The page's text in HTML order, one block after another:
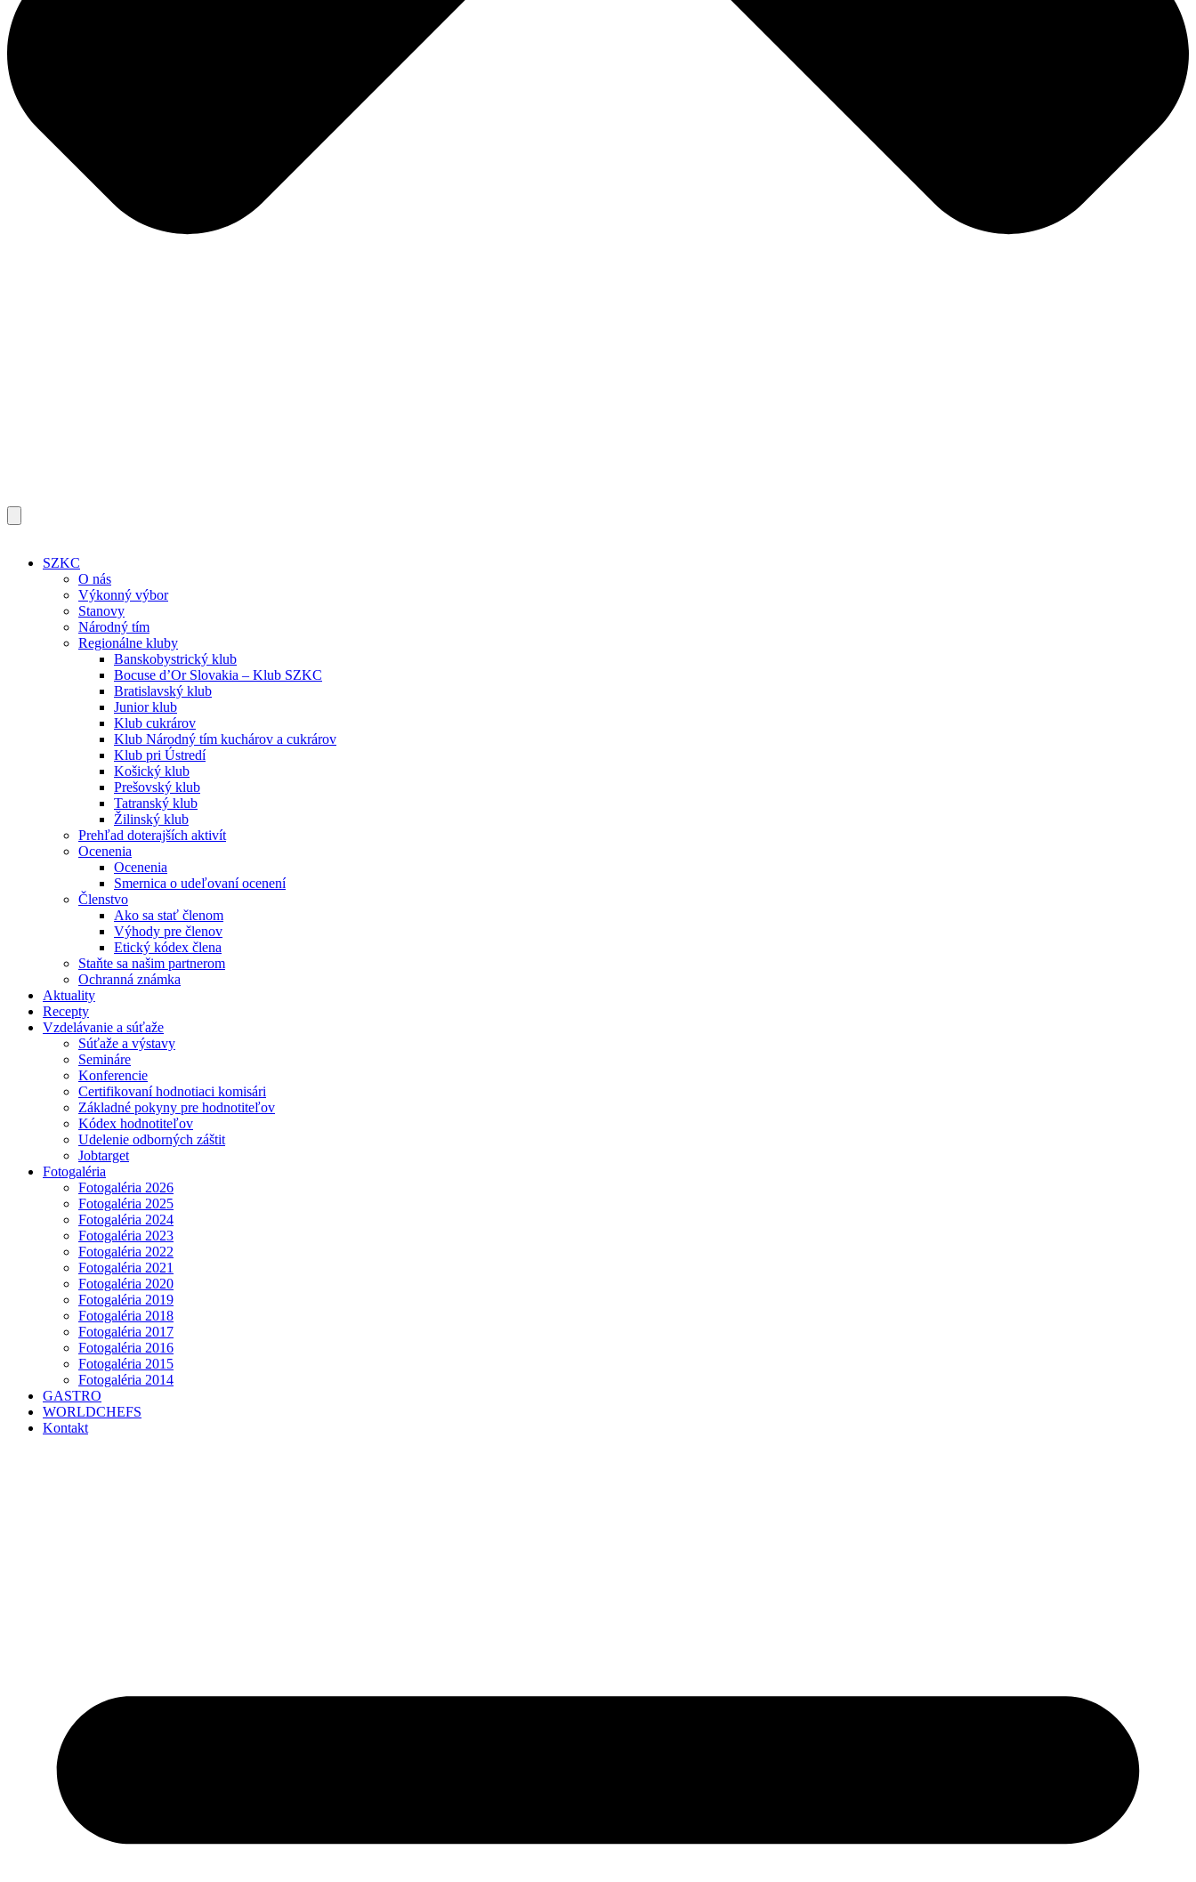
SZKC
O nás
Výkonný výbor
Stanovy
Národný tím
Regionálne kluby
Banskobystrický klub
Bocuse d’Or Slovakia – Klub SZKC
Bratislavský klub
Junior klub
Klub cukrárov
Klub Národný tím kuchárov a cukrárov
Klub pri Ústredí
Košický klub
Prešovský klub
Tatranský klub
Žilinský klub
Prehľad doterajších aktivít
Ocenenia
Ocenenia
Smernica o udeľovaní ocenení
Členstvo
Ako sa stať členom
Výhody pre členov
Etický kódex člena
Staňte sa našim partnerom
Ochranná známka
Aktuality
Recepty
Vzdelávanie a súťaže
Súťaže a výstavy
Semináre
Konferencie
Certifikovaní hodnotiaci komisári
Základné pokyny pre hodnotiteľov
Kódex hodnotiteľov
Udelenie odborných záštit
Jobtarget
Fotogaléria
Fotogaléria 2026
Fotogaléria 2025
Fotogaléria 2024
Fotogaléria 2023
Fotogaléria 2022
Fotogaléria 2021
Fotogaléria 2020
Fotogaléria 2019
Fotogaléria 2018
Fotogaléria 2017
Fotogaléria 2016
Fotogaléria 2015
Fotogaléria 2014
GASTRO
WORLDCHEFS
Kontakt